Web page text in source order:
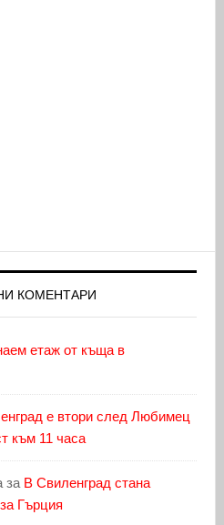
КОМЕНТАРИ
етаж от къща в
е втори след Любимец
към 11 часа
за В Свиленград стана
Гърция